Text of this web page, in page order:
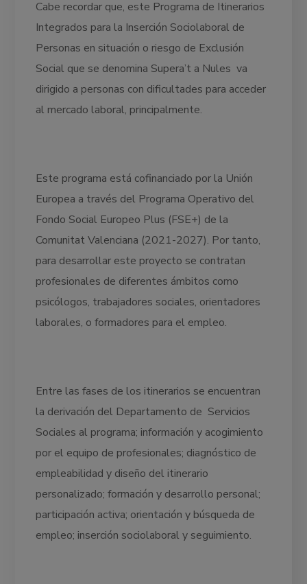
Cabe recordar que, este Programa de Itinerarios
Integrados para la Inserción Sociolaboral de
Personas en situación o riesgo de Exclusión
Social que se denomina Supera’t a Nules va
dirigido a personas con dificultades para acceder
al mercado laboral, principalmente.
Este programa está cofinanciado por la Unión
Europea a través del Programa Operativo del
Fondo Social Europeo Plus (FSE+) de la
Comunitat Valenciana (2021-2027). Por tanto,
para desarrollar este proyecto se contratan
profesionales de diferentes ámbitos como
psicólogos, trabajadores sociales, orientadores
laborales, o formadores para el empleo.
Entre las fases de los itinerarios se encuentran
la derivación del Departamento de Servicios
Sociales al programa; información y acogimiento
por el equipo de profesionales; diagnóstico de
empleabilidad y diseño del itinerario
personalizado; formación y desarrollo personal;
participación activa; orientación y búsqueda de
empleo; inserción sociolaboral y seguimiento.